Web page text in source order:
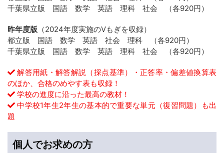
千葉県立版 国語 数学 英語 理科 社会 （各920円）
昨年度版 （2024年度実施のVもぎを収録）
都立版 国語 数学 英語 社会 理科 （各920円）
千葉県立版 国語 数学 英語 理科 社会 （各920円）
解答用紙・解答解説（採点基準）・正答率・偏差値換算表
のほか、合格のめやす表も収録！
学校の進度に沿った最高の教材！
中学校1年生2年生の基本的で重要な単元（復習問題）も出
題
個人でお求めの方